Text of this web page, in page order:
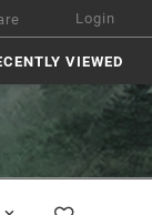
Login
VIEWED